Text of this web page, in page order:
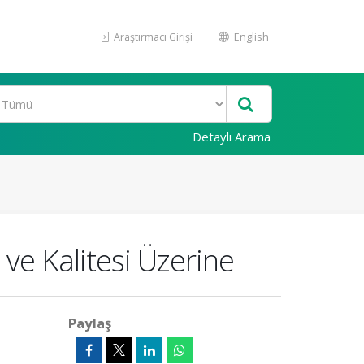
Araştırmacı Girişi English
Detaylı Arama
Kalitesi Üzerine
Paylaş